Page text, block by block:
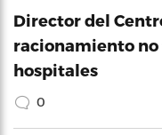
Director del
racionamiento
hospitales
0